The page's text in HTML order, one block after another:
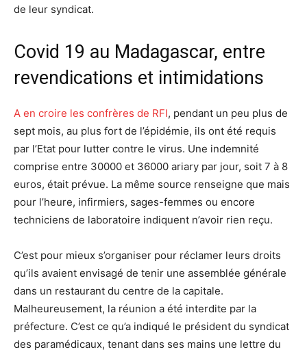
de leur syndicat.
Covid 19 au Madagascar, entre
revendications et intimidations
A en croire les confrères de RFI, pendant un peu plus de
sept mois, au plus fort de l’épidémie, ils ont été requis
par l’Etat pour lutter contre le virus. Une indemnité
comprise entre 30000 et 36000 ariary par jour, soit 7 à 8
euros, était prévue. La même source renseigne que mais
pour l’heure, infirmiers, sages-femmes ou encore
techniciens de laboratoire indiquent n’avoir rien reçu.
C’est pour mieux s’organiser pour réclamer leurs droits
qu’ils avaient envisagé de tenir une assemblée générale
dans un restaurant du centre de la capitale.
Malheureusement, la réunion a été interdite par la
préfecture. C’est ce qu’a indiqué le président du syndicat
des paramédicaux, tenant dans ses mains une lettre du